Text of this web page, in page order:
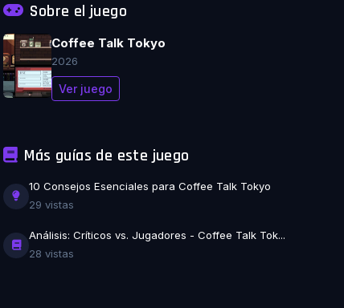
Sobre el juego
Coffee Talk Tokyo
2026
Ver juego
Más guías de este juego
10 Consejos Esenciales para Coffee Talk Tokyo
29 vistas
Análisis: Críticos vs. Jugadores - Coffee Talk Tok...
28 vistas